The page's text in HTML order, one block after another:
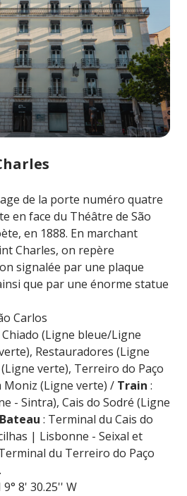
de la porte numéro quatre
en face du Théâtre de São
en 1888. En marchant
Charles, on repère
signalée par une plaque
que par une énorme statue
Carlos
Chiado (Ligne bleue/Ligne
Restauradores (Ligne
verte), Terreiro do Paço
(Ligne verte) / Train :
- Sintra), Cais do Sodré (Ligne
Bateau : Terminal du Cais do
| Lisbonne - Seixal et
du Terreiro do Paço
9° 8' 30.25'' W